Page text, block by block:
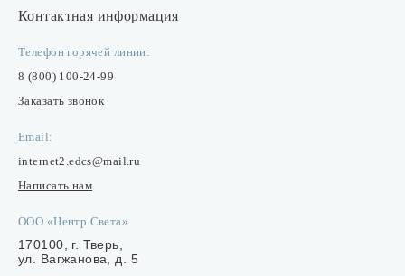
Контактная информация
Телефон горячей линии:
8 (800) 100-24-99
Заказать звонок
Email:
internet2.edcs@mail.ru
Написать нам
ООО «Центр Света»
170100, г. Тверь,
ул. Вагжанова, д. 5